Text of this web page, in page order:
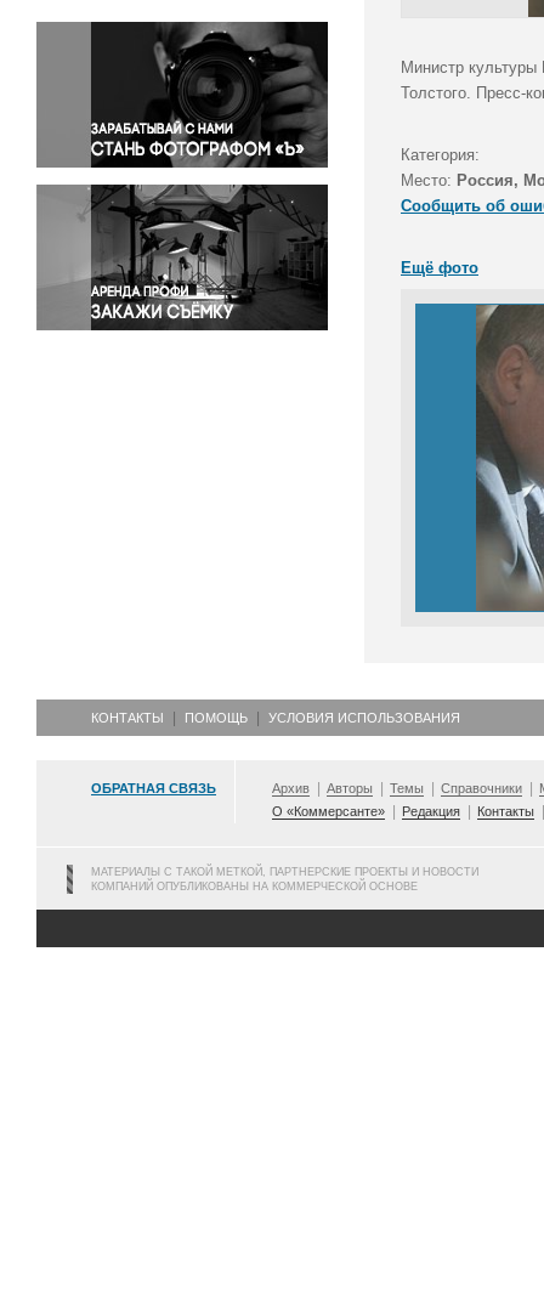
Окружающая среда
Политика
Правосудие
Происшествия и конфликты
Религия
Светская жизнь
Спорт
Экология
Экономика и бизнес
Министр
Толстого. Пресс-
Категория:
Место: Россия,
Сообщить об
Ещё фото
КОНТАКТЫ ПОМОЩЬ УСЛОВИЯ ИСПОЛЬЗОВАНИЯ
ОБРАТНАЯ СВЯЗЬ Архив Авторы Темы Справочники
О «Коммерсанте»
Редакция Контакты
МАТЕРИАЛЫ С ТАКОЙ МЕТКОЙ, ПАРТНЕРСКИЕ ПРОЕКТЫ И НОВОСТИ
КОМПАНИЙ ОПУБЛИКОВАНЫ НА КОММЕРЧЕСКОЙ ОСНОВЕ